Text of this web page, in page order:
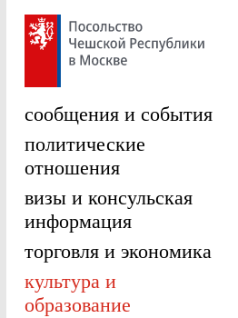
сообщения и события
политические
отношения
визы и консульская
информация
торговля и экономика
культура и
образование